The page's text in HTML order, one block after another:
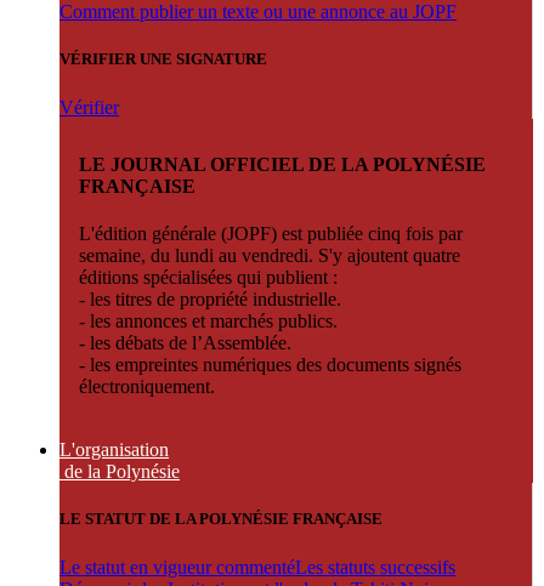
Comment publier un texte ou une annonce au JOPF
VÉRIFIER UNE SIGNATURE
Vérifier
LE JOURNAL OFFICIEL DE LA POLYNÉSIE
FRANÇAISE
L'édition générale (JOPF) est publiée cinq fois par
semaine, du lundi au vendredi. S'y ajoutent quatre
éditions spécialisées qui publient :
- les titres de propriété industrielle.
- les annonces et marchés publics.
- les débats de l’Assemblée.
- les empreintes numériques des documents signés
électroniquement.
L'organisation
de la Polynésie
LE STATUT DE LA POLYNÉSIE FRANÇAISE
Le statut en vigueur commentéLes statuts successifs